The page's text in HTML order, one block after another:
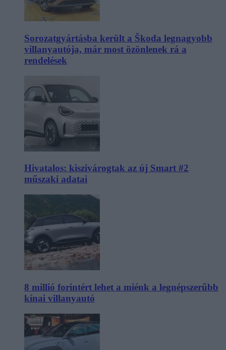
Sorozatgyártásba került a Škoda legnagyobb
villanyautója, már most özönlenek rá a
rendelések
Hivatalos: kiszivárogtak az új Smart #2
műszaki adatai
8 millió forintért lehet a miénk a legnépszerűbb
kínai villanyautó